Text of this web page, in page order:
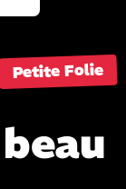
Petite Folie